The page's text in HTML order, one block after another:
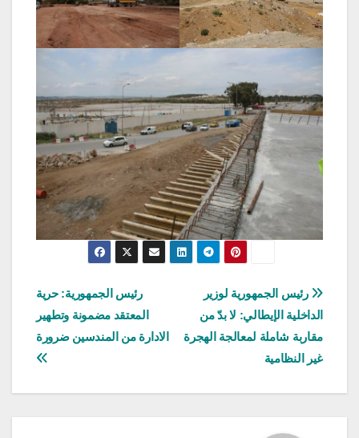
تصفّح
المقالات
رئيس الجمهورية: حرية
المعتقد مضمونة وتطهير
الادارة من المندسين ضرورة
رئيس الجمهورية لوزير
الداخلية الإيطالي: لا بدّ من
مقاربة شاملة لمعالجة الهجرة
غير النظامية